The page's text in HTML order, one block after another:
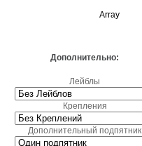
Array
Дополнительно:
Лейблы
Крепления
Дополнительный подпятник